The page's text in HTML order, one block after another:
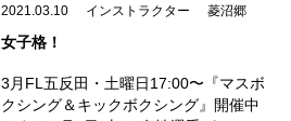
2021.03.10 インストラクター 菱沼郷
女子格！
3月FL五反田・土曜日17:00〜『マスボ
クシング＆キックボクシング』開催中